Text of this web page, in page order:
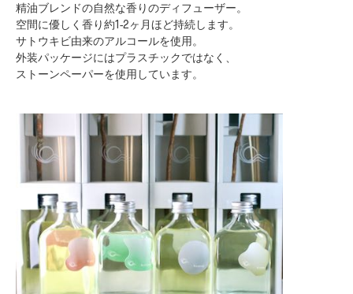
精油ブレンドの自然な香りのディフューザー。
空間に優しく香り約1-2ヶ月ほど持続します。
サトウキビ由来のアルコールを使用。
外装パッケージにはプラスチックではなく、
ストーンペーパーを使用しています。